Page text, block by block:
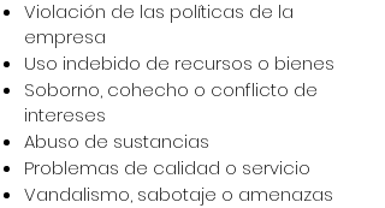
Violación de las políticas de la
empresa
Uso indebido de recursos o bienes
Soborno, cohecho o conflicto de
intereses
Abuso de sustancias
Problemas de calidad o servicio
Vandalismo, sabotaje o amenazas